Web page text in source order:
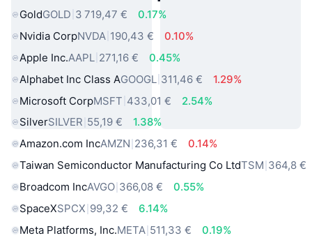
GoldGOLD 3 719,47 €
0.17%
Nvidia CorpNVDA 190,43 €
0.10%
Apple Inc.AAPL 271,16 €
0.45%
Alphabet Inc Class AGOOGL 311,46 €
1.29%
Microsoft CorpMSFT 433,01 €
2.54%
SilverSILVER 55,19 €
1.38%
Amazon.com IncAMZN 236,31 €
0.14%
Taiwan Semiconductor Manufacturing Co LtdTSM 364,8 €
Broadcom IncAVGO 366,08 €
0.55%
SpaceXSPCX 99,32 €
6.14%
Meta Platforms, Inc.META 511,33 €
0.19%